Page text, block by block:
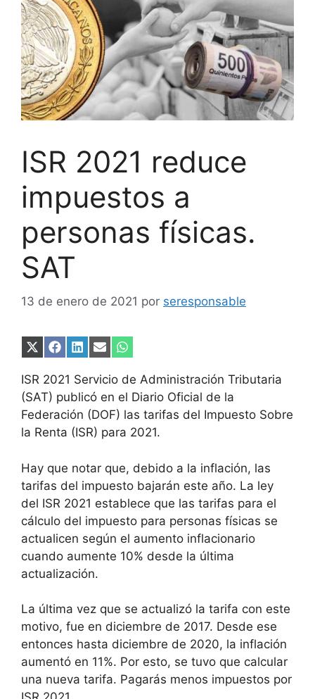
ISR 2021 reduce
impuestos a
personas físicas.
SAT
13 de enero de 2021 por seresponsable
Compartir
X
(Twitter)
Compartir
Facebook
Compartir
LinkedIn
Compartir
Email
Compartir
WhatsApp
ISR 2021 Servicio de Administración Tributaria
(SAT) publicó en el Diario Oficial de la
Federación (DOF) las tarifas del Impuesto Sobre
la Renta (ISR) para 2021.
Hay que notar que, debido a la inflación, las
tarifas del impuesto bajarán este año. La ley
del ISR 2021 establece que las tarifas para el
cálculo del impuesto para personas físicas se
actualicen según el aumento inflacionario
cuando aumente 10% desde la última
actualización.
La última vez que se actualizó la tarifa con este
motivo, fue en diciembre de 2017. Desde ese
entonces hasta diciembre de 2020, la inflación
aumentó en 11%. Por esto, se tuvo que calcular
una nueva tarifa. Pagarás menos impuestos por